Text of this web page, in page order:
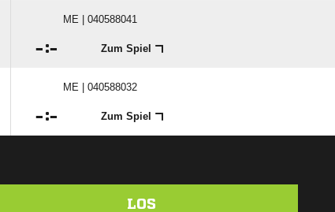
ME | 040588041
: Zum Spiel
ME | 040588032
: Zum Spiel
LOS